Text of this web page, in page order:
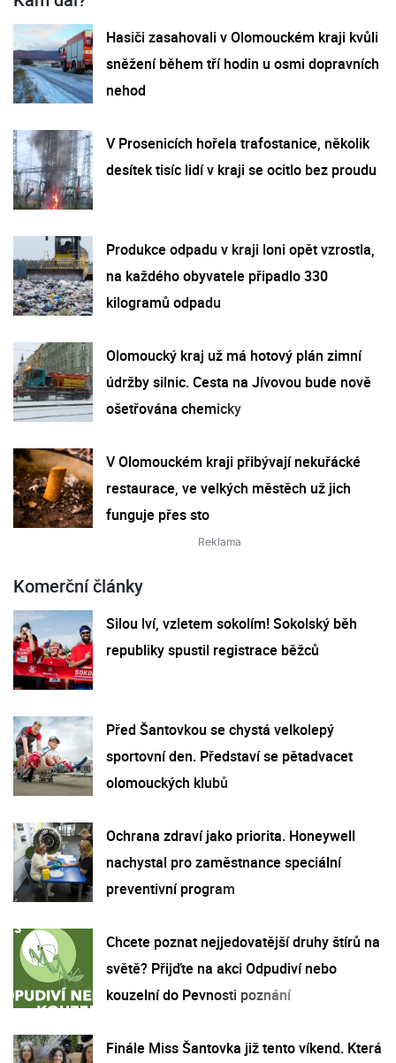
Hasiči zasahovali v Olomouckém kraji kvůli
sněžení během tří hodin u osmi dopravních
nehod
V Prosenicích hořela trafostanice, několik
desítek tisíc lidí v kraji se ocitlo bez proudu
Produkce odpadu v kraji loni opět vzrostla,
na každého obyvatele připadlo 330
kilogramů odpadu
Olomoucký kraj už má hotový plán zimní
údržby silnic. Cesta na Jívovou bude nově
ošetřována chemicky
V Olomouckém kraji přibývají nekuřácké
restaurace, ve velkých městěch už jich
funguje přes sto
Komerční články
Silou lví, vzletem sokolím! Sokolský běh
republiky spustil registrace běžců
Před Šantovkou se chystá velkolepý
sportovní den. Představí se pětadvacet
olomouckých klubů
Ochrana zdraví jako priorita. Honeywell
nachystal pro zaměstnance speciální
preventivní program
Chcete poznat nejjedovatější druhy štírů na
světě? Přijďte na akci Odpudiví nebo
kouzelní do Pevnosti poznání
Finále Miss Šantovka již tento víkend. Která